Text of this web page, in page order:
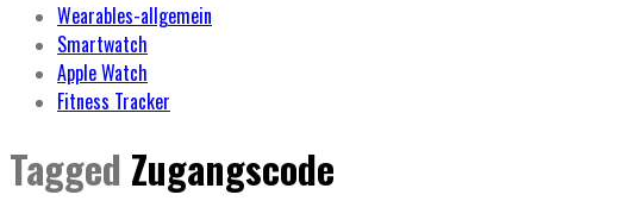
Wearables-allgemein
Smartwatch
Apple Watch
Fitness Tracker
Tagged Zugangscode